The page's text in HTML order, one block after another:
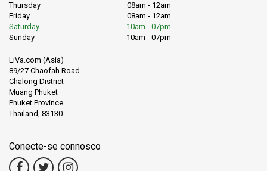
Thursday
08am - 12am
Friday
08am - 12am
Saturday
10am - 07pm
Sunday
10am - 07pm
LiVa.com (Asia)
89/27 Chaofah Road
Chalong District
Muang Phuket
Phuket Province
Thailand, 83130
Conecte-se connosco